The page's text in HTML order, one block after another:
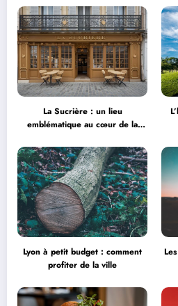
La Sucrière : un lieu
emblématique au cœur de la
Lyon à petit budget : comment
profiter de la ville